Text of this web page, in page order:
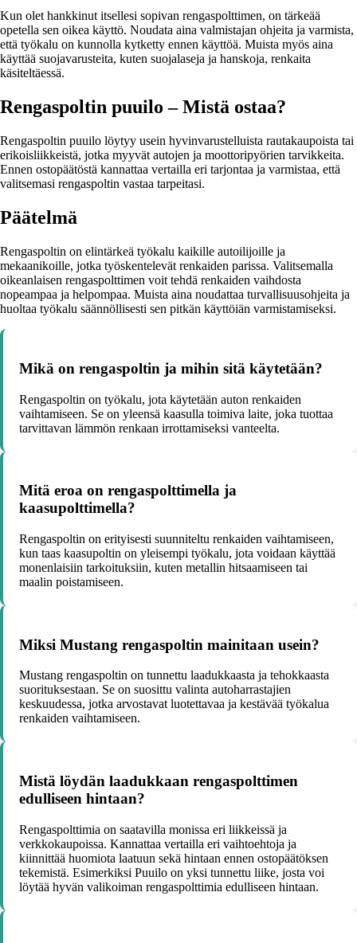
Kun olet hankkinut itsellesi sopivan rengaspolttimen, on tärkeää
opetella sen oikea käyttö. Noudata aina valmistajan ohjeita ja varmista,
että työkalu on kunnolla kytketty ennen käyttöä. Muista myös aina
käyttää suojavarusteita, kuten suojalaseja ja hanskoja, renkaita
käsiteltäessä.
Rengaspoltin puuilo – Mistä ostaa?
Rengaspoltin puuilo löytyy usein hyvinvarustelluista rautakaupoista tai
erikoisliikkeistä, jotka myyvät autojen ja moottoripyörien tarvikkeita.
Ennen ostopäätöstä kannattaa vertailla eri tarjontaa ja varmistaa, että
valitsemasi rengaspoltin vastaa tarpeitasi.
Päätelmä
Rengaspoltin on elintärkeä työkalu kaikille autoilijoille ja
mekaanikoille, jotka työskentelevät renkaiden parissa. Valitsemalla
oikeanlaisen rengaspolttimen voit tehdä renkaiden vaihdosta
nopeampaa ja helpompaa. Muista aina noudattaa turvallisuusohjeita ja
huoltaa työkalu säännöllisesti sen pitkän käyttöiän varmistamiseksi.
Mikä on rengaspoltin ja mihin sitä käytetään?
Rengaspoltin on työkalu, jota käytetään auton renkaiden
vaihtamiseen. Se on yleensä kaasulla toimiva laite, joka tuottaa
tarvittavan lämmön renkaan irrottamiseksi vanteelta.
Mitä eroa on rengaspolttimella ja
kaasupolttimella?
Rengaspoltin on erityisesti suunniteltu renkaiden vaihtamiseen,
kun taas kaasupoltin on yleisempi työkalu, jota voidaan käyttää
monenlaisiin tarkoituksiin, kuten metallin hitsaamiseen tai
maalin poistamiseen.
Miksi Mustang rengaspoltin mainitaan usein?
Mustang rengaspoltin on tunnettu laadukkaasta ja tehokkaasta
suorituksestaan. Se on suosittu valinta autoharrastajien
keskuudessa, jotka arvostavat luotettavaa ja kestävää työkalua
renkaiden vaihtamiseen.
Mistä löydän laadukkaan rengaspolttimen
edulliseen hintaan?
Rengaspolttimia on saatavilla monissa eri liikkeissä ja
verkkokaupoissa. Kannattaa vertailla eri vaihtoehtoja ja
kiinnittää huomiota laatuun sekä hintaan ennen ostopäätöksen
tekemistä. Esimerkiksi Puuilo on yksi tunnettu liike, josta voi
löytää hyvän valikoiman rengaspolttimia edulliseen hintaan.